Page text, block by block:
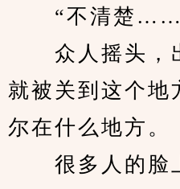
“不清楚
众人摇头，
就被关到这个地
尔在什么地方。
很多人的脸